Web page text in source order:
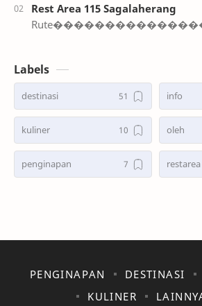
Rest Area 115 Sagalaherang
Labels
destinasi info
kuliner oleh
penginapan restarea
PENGINAPAN DESTINASI
KULINER